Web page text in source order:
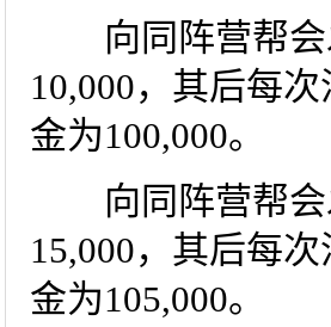
向同阵营帮会
10,000，其后每
金为100,000。
向同阵营帮会
15,000，其后每
金为105,000。